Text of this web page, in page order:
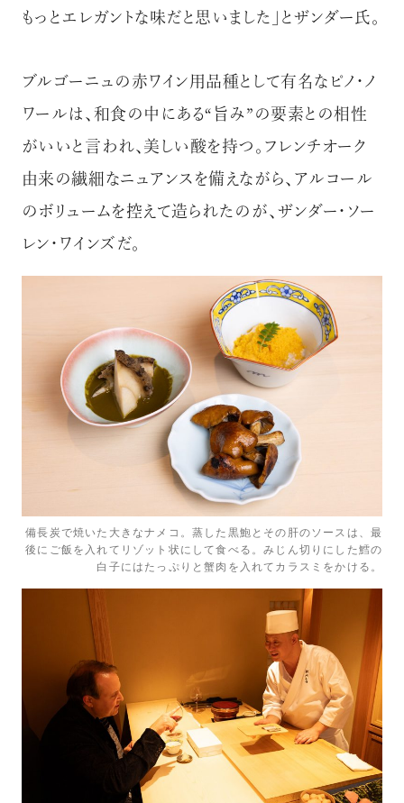
もっとエレガントな味だと思いました」とザンダー氏。
ブルゴーニュの赤ワイン用品種として有名なピノ・ノ
ワールは、和食の中にある“旨み”の要素との相性
がいいと言われ、美しい酸を持つ。フレンチオーク
由来の繊細なニュアンスを備えながら、アルコール
のボリュームを控えて造られたのが、ザンダー・ソー
レン・ワインズだ。
備長炭で焼いた大きなナメコ。蒸した黒鮑とその肝のソースは、最
後にご飯を入れてリゾット状にして食べる。みじん切りにした鱈の
白子にはたっぷりと蟹肉を入れてカラスミをかける。